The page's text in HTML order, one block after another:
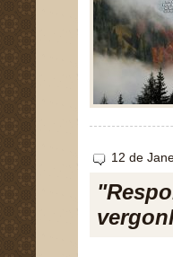
12 de